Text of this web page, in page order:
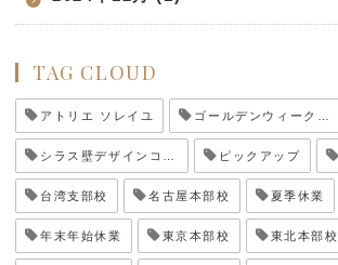
TAG CLOUD
アトリエ ソレイユ ゴールデンウィーク休業
シラス壁デザインコンテスト ピックアップ
台湾支部校 名古屋本部校 夏季休業
年末年始休業 東京本部校 東北本部校